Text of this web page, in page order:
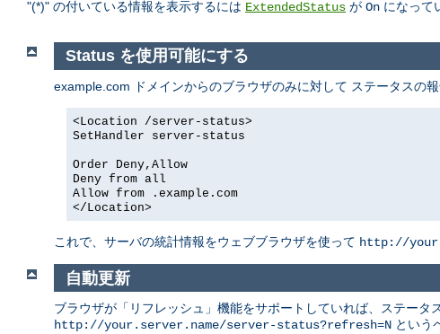
"(*)" の付いている情報を表示するには ExtendedStatus が On になって
Status を使用可能にする
example.com ドメインからのブラウザのみに対して ステータスの
<Location /server-status>
SetHandler server-status
Order Deny,Allow
Deny from all
Allow from .example.com
</Location>
これで、サーバの統計情報をウェブブラウザを使って http://
自動更新
ブラウザが「リフレッシュ」機能をサポートしていれば、ステー
http://your.server.name/server-status?refresh=N という